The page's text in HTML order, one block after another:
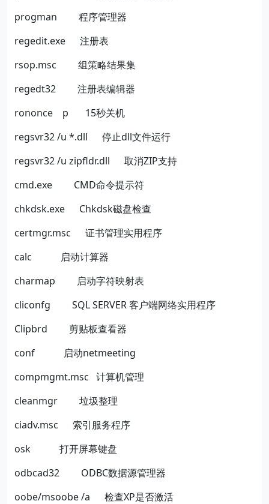
progman
程序管理器
regedit.exe
注册表
rsop.msc
组策略结果集
regedt32
注册表编辑器
rononce
p 15秒关机
regsvr32 /u *.dll
停止dll文件运行
regsvr32 /u zipfldr.dll
取消ZIP支持
cmd.exe
CMD命令提示符
chkdsk.exe
Chkdsk磁盘检查
certmgr.msc
证书管理实用程序
calc
启动计算器
charmap
启动字符映射表
cliconfg
SQL SERVER客户端网络实用程序
Clipbrd
剪贴板查看器
conf
启动netmeeting
compmgmt.msc 计算机管理
cleanmgr
垃圾整理
ciadv.msc
索引服务程序
osk
打开屏幕键盘
odbcad32
ODBC数据源管理器
oobe/msoobe /a
检查XP是否激活